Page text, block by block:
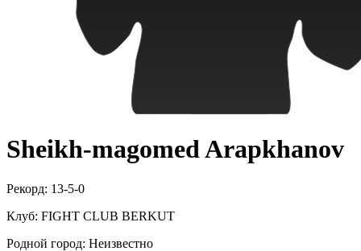
Sheikh-magomed Arapkhanov
Рекорд: 13-5-0
Клуб: FIGHT CLUB BERKUT
Родной город: Неизвестно